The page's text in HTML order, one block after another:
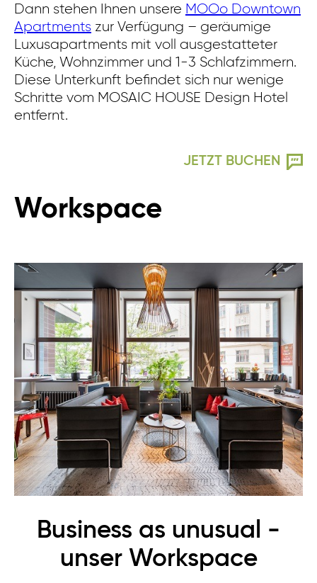
Dann stehen Ihnen unsere MOOo Downtown
Apartments zur Verfügung – geräumige
Luxusapartments mit voll ausgestatteter
Küche, Wohnzimmer und 1-3 Schlafzimmern.
Diese Unterkunft befindet sich nur wenige
Schritte vom MOSAIC HOUSE Design Hotel
entfernt.
JETZT BUCHEN
Workspace
Business as unusual -
unser Workspace